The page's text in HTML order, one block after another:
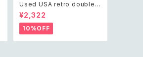
Used USA retro double c
ross crystal bijou bangle
レトロ アメリカ ユーズド アク
セサリー ゴールド ダブル クロ
ス ビジュー バングル
¥2,322
10%OFF